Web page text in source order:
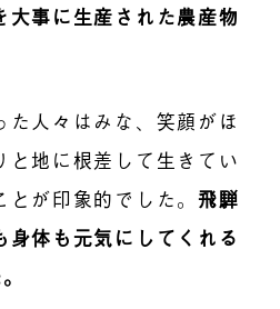
大事に生産された農産物
た人々はみな、笑顔がほ
と地に根差して生きてい
が印象的でした。 飛騨
身体も元気にしてくれる